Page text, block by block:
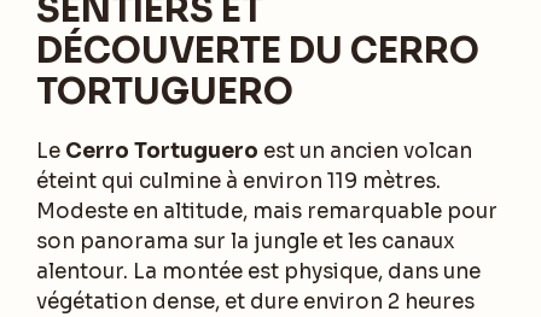
SENTIERS ET
DÉCOUVERTE DU CERRO
TORTUGUERO
Le Cerro Tortuguero est un ancien volcan
éteint qui culmine à environ 119 mètres.
Modeste en altitude, mais remarquable pour
son panorama sur la jungle et les canaux
alentour. La montée est physique, dans une
végétation dense, et dure environ 2 heures